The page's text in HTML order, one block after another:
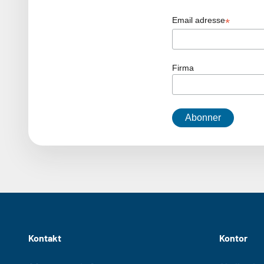
Email adresse*
Firma
Kontakt Kontor